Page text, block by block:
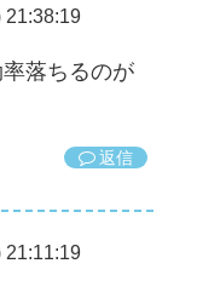
21:38:19
落ちるのが
返信
21:11:19